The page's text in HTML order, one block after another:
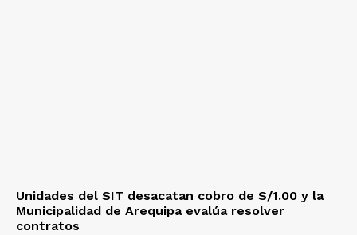
Unidades del SIT desacatan cobro de S/1.00 y la
Municipalidad de Arequipa evalúa resolver
contratos